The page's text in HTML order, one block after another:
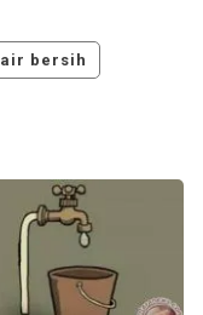
air bersih